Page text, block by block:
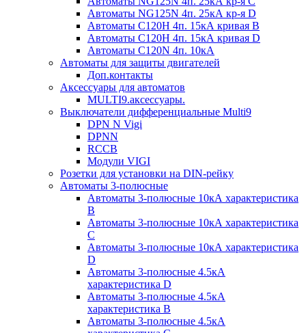
Автоматы NG125N 4п. 25кА кр-я D
Автоматы С120H 4п. 15кА кривая B
Автоматы С120H 4п. 15кА кривая D
Автоматы С120N 4п. 10кА
Автоматы для защиты двигателей
Доп.контакты
Аксессуары для автоматов
MULTI9.аксессуары.
Выключатели дифференциальные Multi9
DPN N Vigi
DPNN
RCCB
Модули VIGI
Розетки для установки на DIN-рейку
Автоматы 3-полюсные
Автоматы 3-полюсные 10кА характеристика
B
Автоматы 3-полюсные 10кА характеристика
C
Автоматы 3-полюсные 10кА характеристика
D
Автоматы 3-полюсные 4.5кА
характеристика D
Автоматы 3-полюсные 4.5кА
характеристика В
Автоматы 3-полюсные 4.5кА